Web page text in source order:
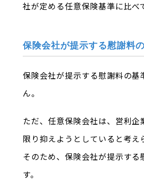
社が定める任意保険基準に比べ
保険会社が提示する慰謝料
保険会社が提示する慰謝料の
ん。
ただ、任意保険会社は、営利
限り抑えようとしていると考え
そのため、保険会社が提示す
す。